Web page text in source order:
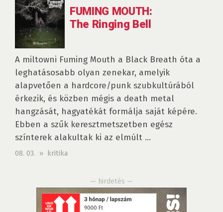
FUMING MOUTH:
The Ringing Bell
A miltowni Fuming Mouth a Black Breath óta a
leghatásosabb olyan zenekar, amelyik
alapvetően a hardcore/punk szubkultúrából
érkezik, és közben mégis a death metal
hangzását, hagyatékát formálja saját képére.
Ebben a szűk keresztmetszetben egész
színterek alakultak ki az elmúlt ...
08. 03. » kritika
— hirdetés —